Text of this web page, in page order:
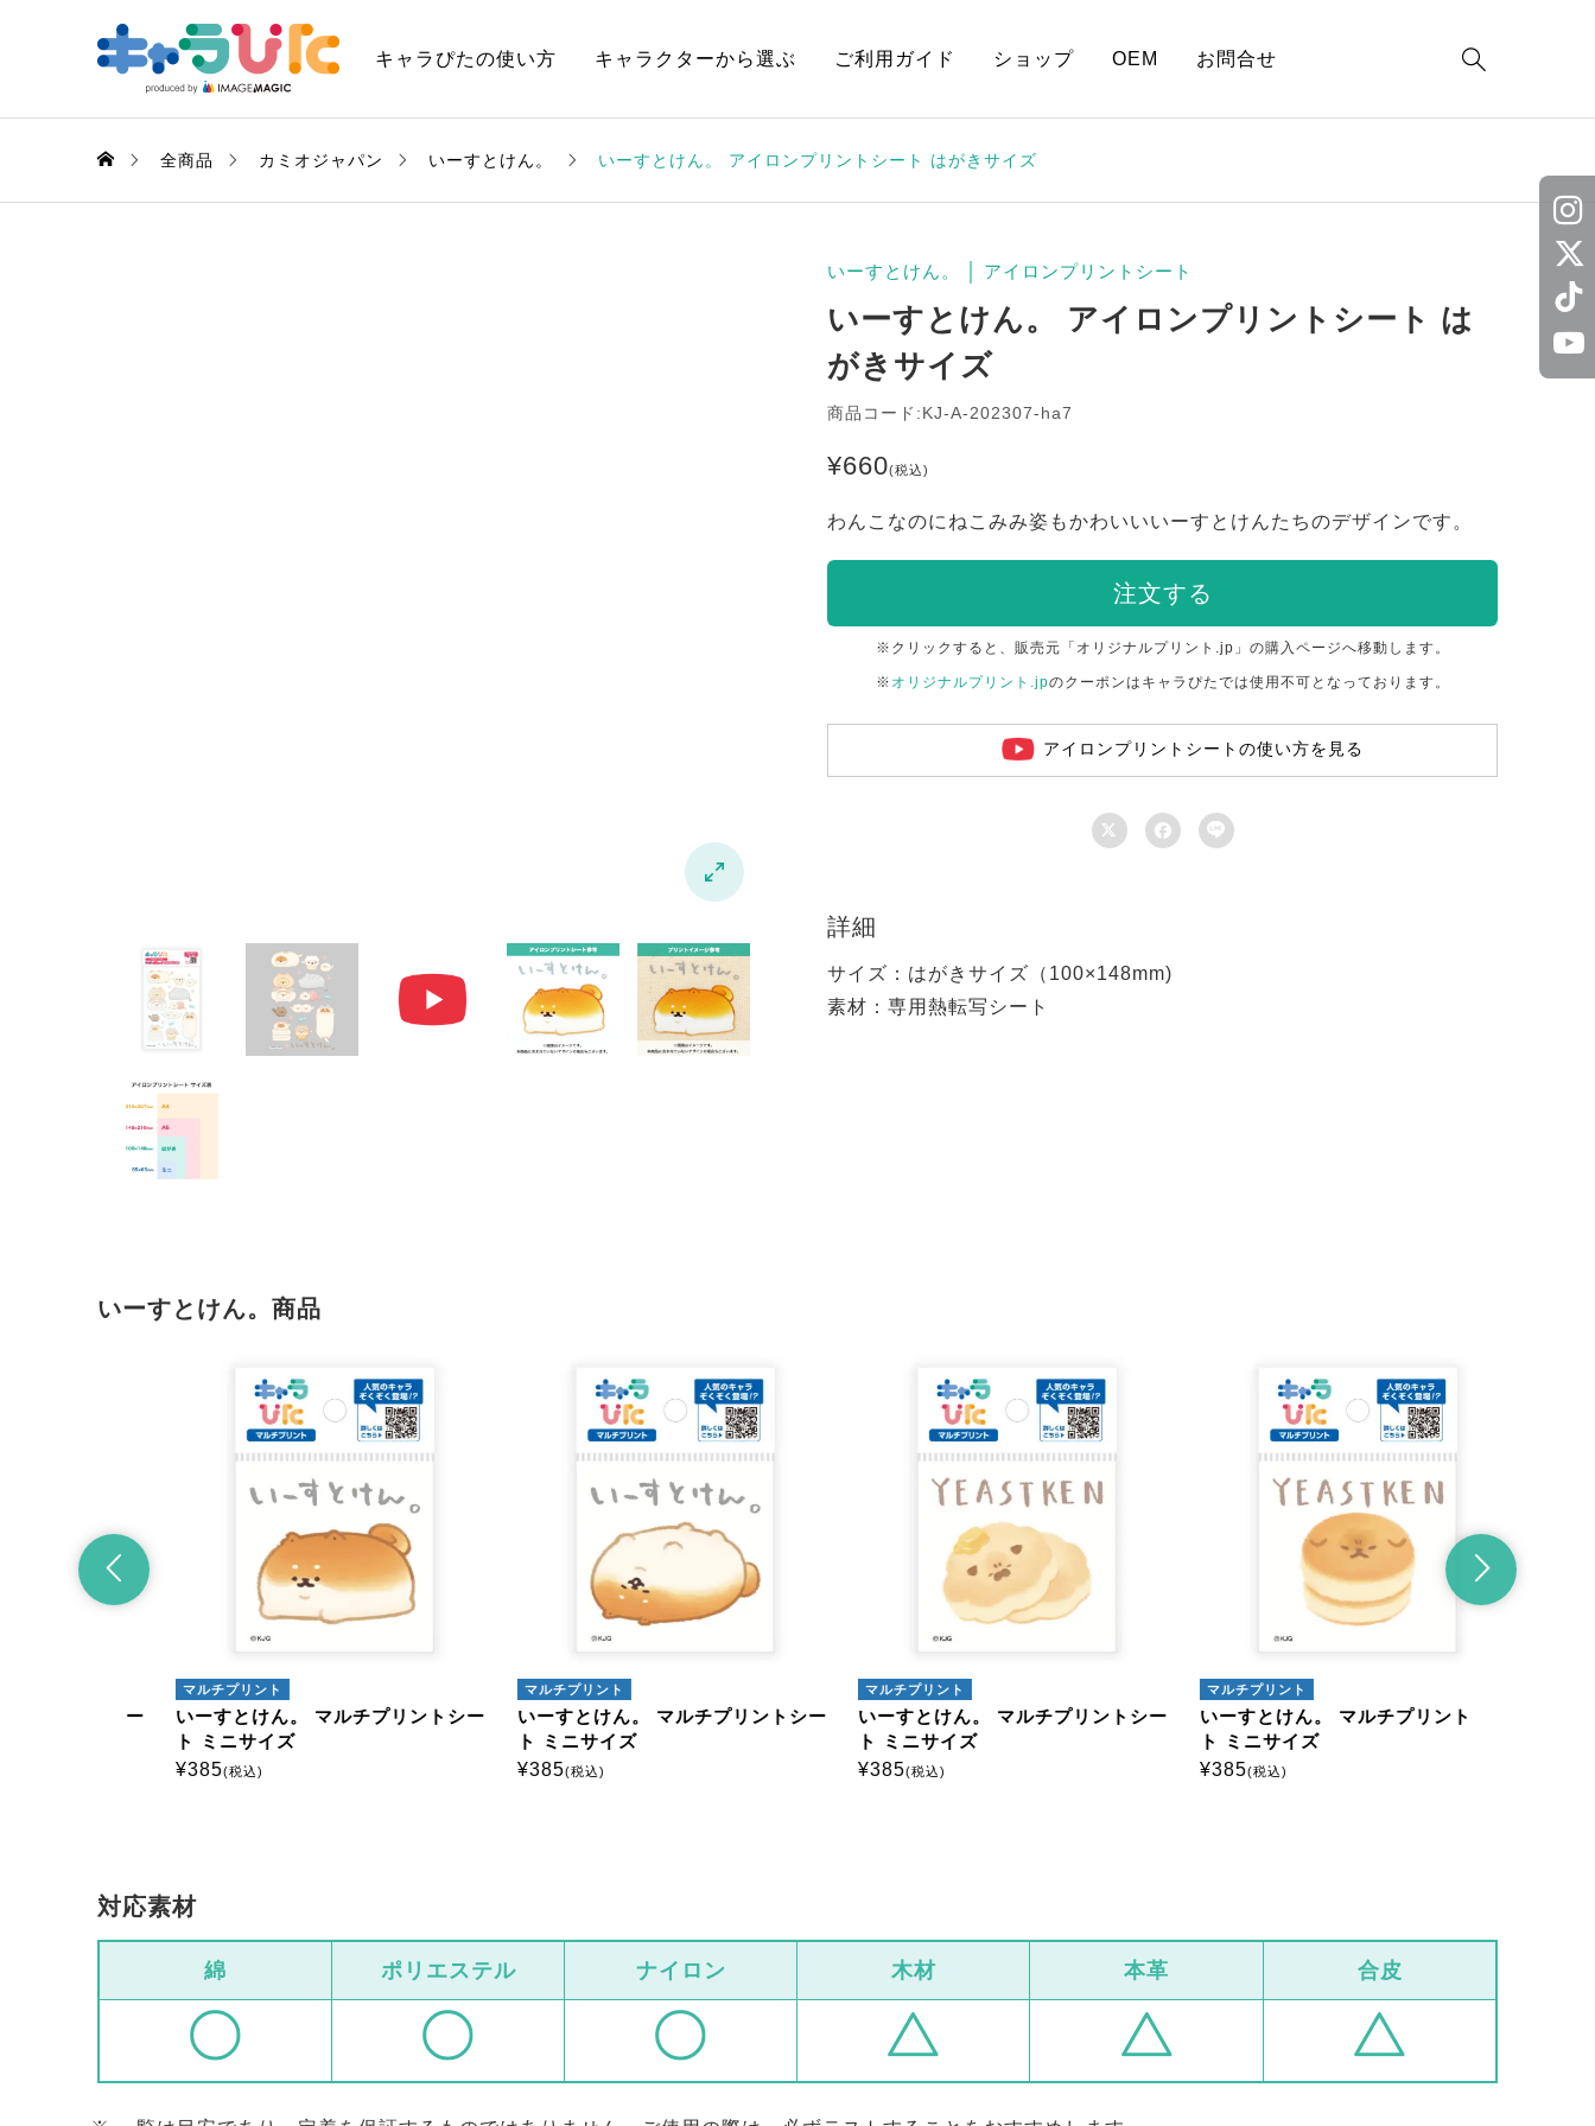
キャラぴたの使い方 キャラクターから選ぶ ご利用ガイド ショップ OEM お問合せ 
全商品 カミオジャパン いーすとけん。 いーすとけん。 アイロンプリントシート はがきサイズ

いーすとけん。 アイロンプリントシート
いーすとけん。 アイロンプリントシート は
がきサイズ
商品コード:KJ-A-202307-ha7
¥660(税込)
わんこなのにねこみみ姿もかわいいいーすとけんたちのデザインです。
注文する
※クリックすると、販売元「オリジナルプリント.jp」の購入ページへ移動します。
※ オリジナルプリント.jpのクーポンはキャラぴたでは使用不可となっております。
アイロンプリントシートの使い方を見る
  
詳細
サイズ：はがきサイズ（100×148mm)
素材：専用熱転写シート
いーすとけん。商品
マルチプリント
いーすとけん。 マルチプリントシー
ト ミニサイズ
(税込)
マルチプリント
いーすとけん。 マルチプリントシー
ト ミニサイズ
(税込)
マルチプリント
いーすとけん。 マルチプリントシー
ト ミニサイズ
(税込)
マルチプリント
いーすとけん。 マルチプリントシー
ト ミニサイズ
(税込)
対応素材
綿 ポリエステル ナイロン 木材 本革 合皮